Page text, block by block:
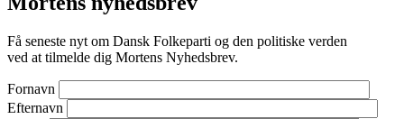
Få seneste nyt om Dansk Folkeparti og den politiske verden
ved at tilmelde dig Mortens Nyhedsbrev.
Fornavn
Efternavn